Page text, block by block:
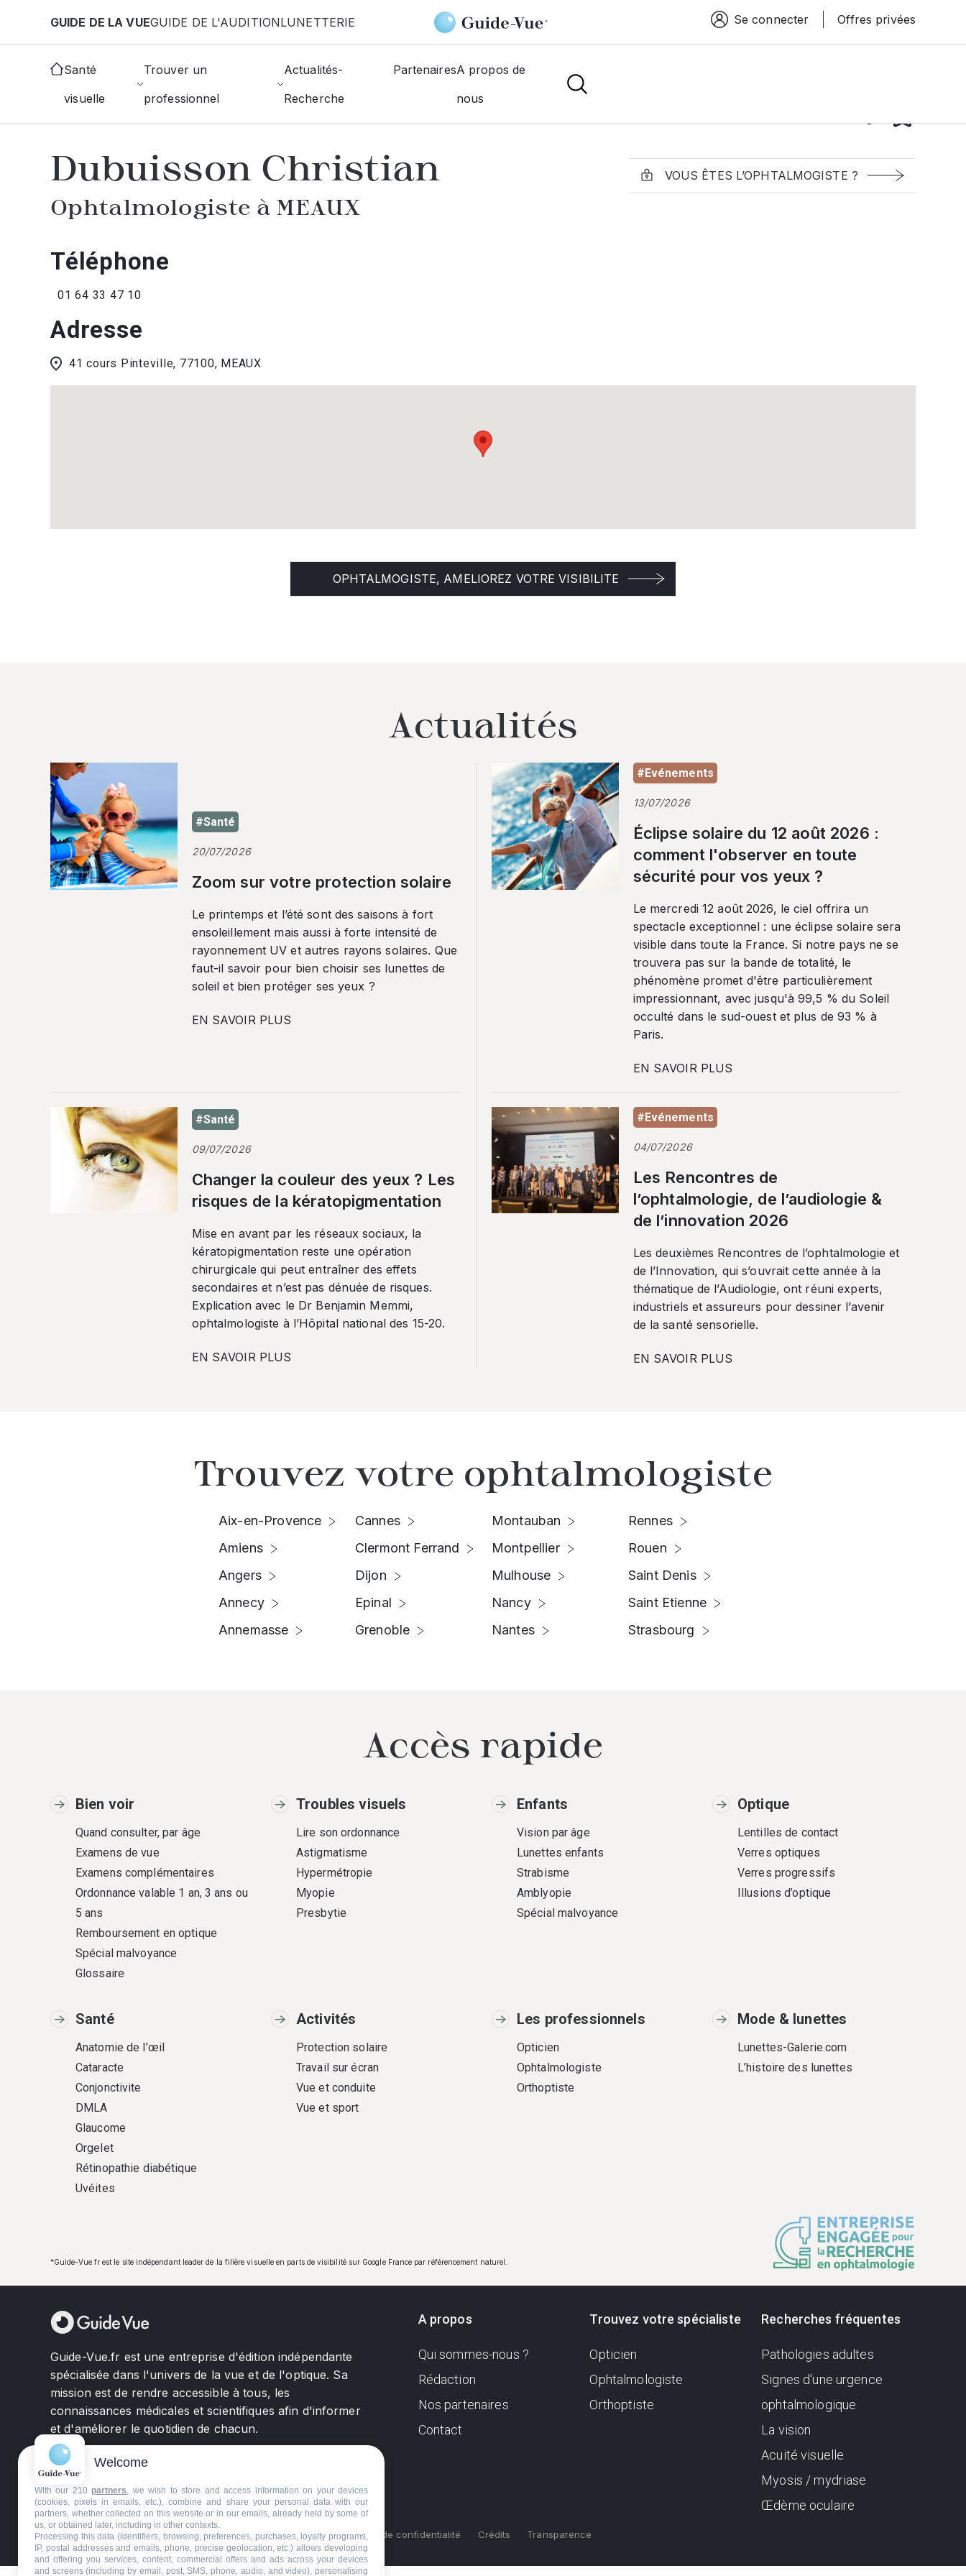
GUIDE DE LA VUEGUIDE DE L'AUDITIONLUNETTERIE Espace connexion
Se connecter Offres privées
Santé
visuelle
Trouver un
professionnel
Actualités-
Recherche
PartenairesA propos de
nous
Accueil Annuaire des ophtalmologistes Meaux Dubuisson Christian
Dubuisson Christian
Ophtalmologiste à MEAUX
VOUS ÊTES L’OPHTALMOGISTE ?
Téléphone
01 64 33 47 10
Adresse
41 cours Pinteville, 77100, MEAUX
OPHTALMOGISTE, AMELIOREZ VOTRE VISIBILITE
Actualités
#Santé
20/07/2026
Zoom sur votre protection solaire
Le printemps et l’été sont des saisons à fort
ensoleillement mais aussi à forte intensité de
rayonnement UV et autres rayons solaires. Que
faut-il savoir pour bien choisir ses lunettes de
soleil et bien protéger ses yeux ?
EN SAVOIR PLUS
#Evénements
13/07/2026
Éclipse solaire du 12 août 2026 :
comment l'observer en toute
sécurité pour vos yeux ?
Le mercredi 12 août 2026, le ciel offrira un
spectacle exceptionnel : une éclipse solaire sera
visible dans toute la France. Si notre pays ne se
trouvera pas sur la bande de totalité, le
phénomène promet d'être particulièrement
impressionnant, avec jusqu'à 99,5 % du Soleil
occulté dans le sud-ouest et plus de 93 % à
Paris.
EN SAVOIR PLUS
#Santé
09/07/2026
Changer la couleur des yeux ? Les
risques de la kératopigmentation
Mise en avant par les réseaux sociaux, la
kératopigmentation reste une opération
chirurgicale qui peut entraîner des effets
secondaires et n’est pas dénuée de risques.
Explication avec le Dr Benjamin Memmi,
ophtalmologiste à l’Hôpital national des 15-20.
EN SAVOIR PLUS
#Evénements
04/07/2026
Les Rencontres de
l’ophtalmologie, de l’audiologie &
de l’innovation 2026
Les deuxièmes Rencontres de l’ophtalmologie et
de l’Innovation, qui s’ouvrait cette année à la
thématique de l’Audiologie, ont réuni experts,
industriels et assureurs pour dessiner l’avenir
de la santé sensorielle.
EN SAVOIR PLUS
Trouvez votre ophtalmologiste
Aix-en-Provence
Amiens
Angers
Annecy
Annemasse
Cannes
Clermont Ferrand
Dijon
Epinal
Grenoble
Montauban
Montpellier
Mulhouse
Nancy
Nantes
Rennes
Rouen
Saint Denis
Saint Etienne
Strasbourg
Accès rapide
Bien voir
Quand consulter, par âge
Examens de vue
Examens complémentaires
Ordonnance valable 1 an, 3 ans ou
5 ans
Remboursement en optique
Spécial malvoyance
Glossaire
Troubles visuels
Lire son ordonnance
Astigmatisme
Hypermétropie
Myopie
Presbytie
Enfants
Vision par âge
Lunettes enfants
Strabisme
Amblyopie
Spécial malvoyance
Optique
Lentilles de contact
Verres optiques
Verres progressifs
Illusions d’optique
Santé
Anatomie de l’œil
Cataracte
Conjonctivite
DMLA
Glaucome
Orgelet
Rétinopathie diabétique
Uvéites
Activités
Protection solaire
Travail sur écran
Vue et conduite
Vue et sport
Les professionnels
Opticien
Ophtalmologiste
Orthoptiste
Mode & lunettes
Lunettes-Galerie.com
L’histoire des lunettes
*Guide-Vue.fr est le site indépendant leader de la filière visuelle en parts de visibilité sur Google France par référencement naturel.
Guide-Vue.fr est une entreprise d'édition indépendante
spécialisée dans l'univers de la vue et de l'optique. Sa
mission est de rendre accessible à tous, les
connaissances médicales et scientifiques afin d'informer
et d'améliorer le quotidien de chacun.
A propos
Qui sommes-nous ?
Rédaction
Nos partenaires
Contact
Trouvez votre spécialiste
Opticien
Ophtalmologiste
Orthoptiste
Recherches fréquentes
Pathologies adultes
Signes d'une urgence
ophtalmologique
La vision
Acuité visuelle
Myosis / mydriase
Œdème oculaire
©GuideVue2024 Charte d'utilisation Mentions légales Politique de confidentialité Crédits Transparence
Welcome
With our 210 partners, we wish to store and access information on your devices
(cookies, pixels in emails, etc.), combine and share your personal data with our
partners, whether collected on this website or in our emails, already held by some of
us, or obtained later, including in other contexts.
Processing this data (identifiers, browsing, preferences, purchases, loyalty programs,
IP, postal addresses and emails, phone, precise geolocation, etc.) allows developing
and offering you services, content, commercial offers and ads across your devices
and screens (including by email, post, SMS, phone, audio, and video), personalising